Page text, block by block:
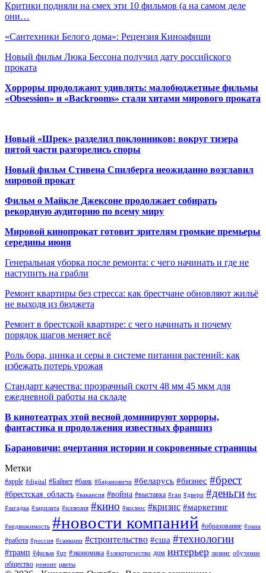
Критики подняли на смех эти 10 фильмов (а на самом деле
они…
«Сантехники Белого дома»: Рецензия Киноафиши
Новый фильм Люка Бессона получил дату российского
проката
Хорроры продолжают удивлять: малобюджетные фильмы
«Obsession» и «Backrooms» стали хитами мирового проката
Новый «Шрек» разделил поклонников: вокруг тизера
пятой части разгорелись споры
Новый фильм Стивена Спилберга неожиданно возглавил
мировой прокат
Фильм о Майкле Джексоне продолжает собирать
рекордную аудиторию по всему миру
Мировой кинопрокат готовит зрителям громкие премьеры
середины июня
Генеральная уборка после ремонта: с чего начинать и где не
наступить на грабли
Ремонт квартиры без стресса: как брестчане обновляют жильё
не выходя из бюджета
Ремонт в брестской квартире: с чего начинать и почему
порядок шагов меняет всё
Роль бора, цинка и серы в системе питания растений: как
избежать потерь урожая
Стандарт качества: прозрачный скотч 48 мм 45 мкм для
ежедневной работы на складе
В кинотеатрах этой весной доминируют хорроры,
фантастика и продолжения известных франшиз
Барановичи: очертания истории и сокровенные страницы
Метки
#apple #digital #Байнет #банк #барановичи #беларусь #бизнес #брест
#брестская_область #вакансия #война #выставка #гаи #двери #деньги #ес
#загадка #зарплата #иллюзия #кино #космос #кризис #маркетинг
#недвижимость #новости компаний #образование #окна
#работа #россия #санкции #строительство #сша #технологии
#трамп #фильм #цт #экономика #электричество дом интерьер лизинг обучение
общество ремонт цветы